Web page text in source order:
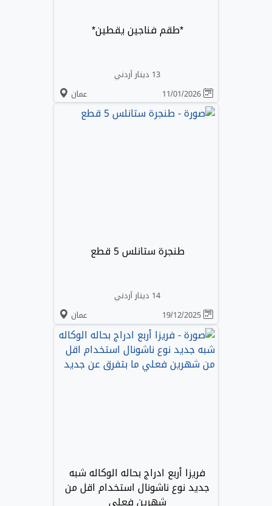
*طقم فناجين يقطين*
13 دينار أردني
عمان
طنجرة ستانلس 5 قطع
14 دينار أردني
عمان
فريزا أربع ادراج بحاله الوكاله شبه
جديد نوع ناشونال استخدام اقل من
شهرين فعلي